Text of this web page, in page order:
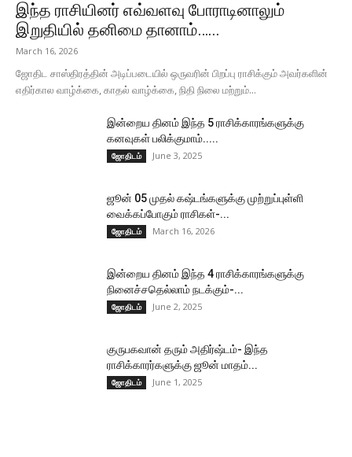
இந்த ராசியினர் எவ்வளவு போராடினாலும்
இறுதியில் தனிமை தானாம்…...
March 16, 2026
ஜோதிட சாஸ்திரத்தின் அடிப்படையில் ஒருவரின் பிறப்பு ராசிக்கும் அவர்களின்
எதிர்கால வாழ்க்கை, காதல் வாழ்க்கை, நிதி நிலை மற்றும்...
இன்றைய தினம் இந்த 5 ராசிக்காரங்களுக்கு
கனவுகள் பலிக்குமாம்.....
ஜோதிடம் June 3, 2025
ஜூன் 05 முதல் கஷ்டங்களுக்கு முற்றுப்புள்ளி
வைக்கப்போகும் ராசிகள்-...
ஜோதிடம் March 16, 2026
இன்றைய தினம் இந்த 4 ராசிக்காரங்களுக்கு
நினைச்சதெல்லாம் நடக்கும்-...
ஜோதிடம் June 2, 2025
குருபகவான் தரும் அதிர்ஷ்டம்- இந்த
ராசிக்காரர்களுக்கு ஜூன் மாதம்...
ஜோதிடம் June 1, 2025